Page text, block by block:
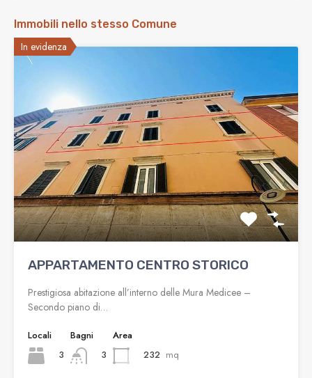
Immobili nello stesso Comune
In evidenza
APPARTAMENTO CENTRO STORICO
Prestigiosa abitazione all’interno delle Mura Medicee –
Secondo piano di…
Locali
3
Bagni
3
Area
232 mq